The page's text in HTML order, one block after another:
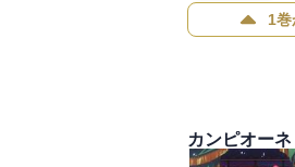
1巻
カンピオー